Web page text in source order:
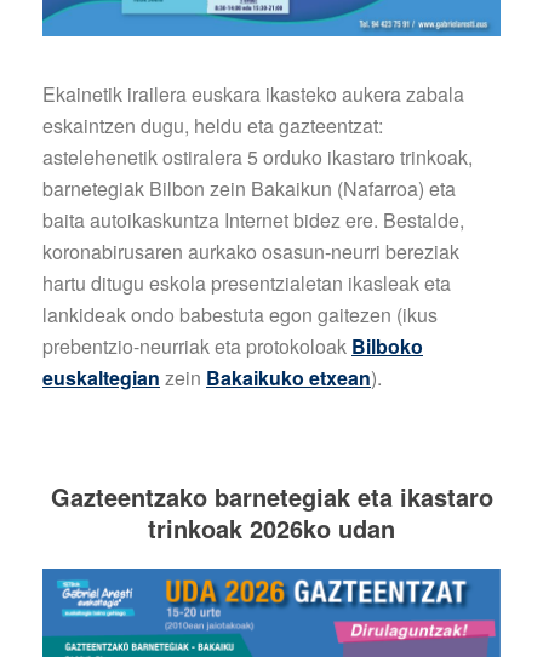
Ekainetik irailera euskara ikasteko aukera zabala
eskaintzen dugu, heldu eta gazteentzat:
astelehenetik ostiralera 5 orduko ikastaro trinkoak,
barnetegiak Bilbon zein Bakaikun (Nafarroa) eta
baita autoikaskuntza Internet bidez ere. Bestalde,
koronabirusaren aurkako osasun-neurri bereziak
hartu ditugu eskola presentzialetan ikasleak eta
lankideak ondo babestuta egon gaitezen (ikus
prebentzio-neurriak eta protokoloak Bilboko
euskaltegian zein Bakaikuko etxean).
Gazteentzako barnetegiak eta ikastaro
trinkoak 2026ko udan